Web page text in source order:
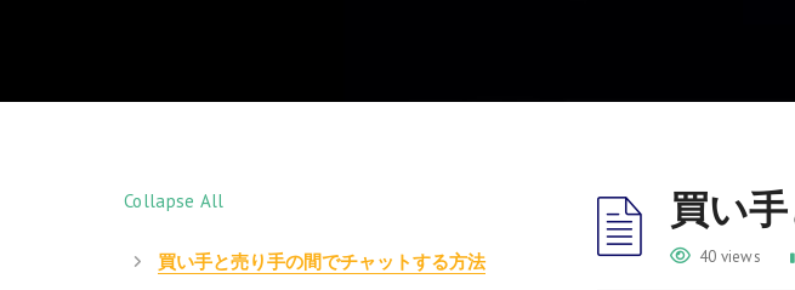
Collapse All
買い手と売り手の間でチャットする方法
買い
40 views